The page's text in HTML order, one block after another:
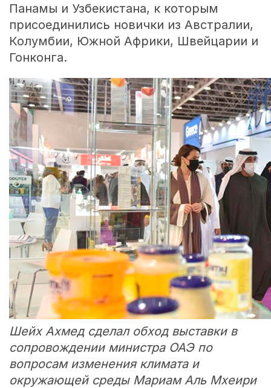
Панамы и Узбекистана, к которым
присоединились новички из Австралии,
Колумбии, Южной Африки, Швейцарии и
Гонконга.
Шейх Ахмед сделал обход выставки в
сопровождении министра ОАЭ по
вопросам изменения климата и
окружающей среды Мариам Аль Мхеири